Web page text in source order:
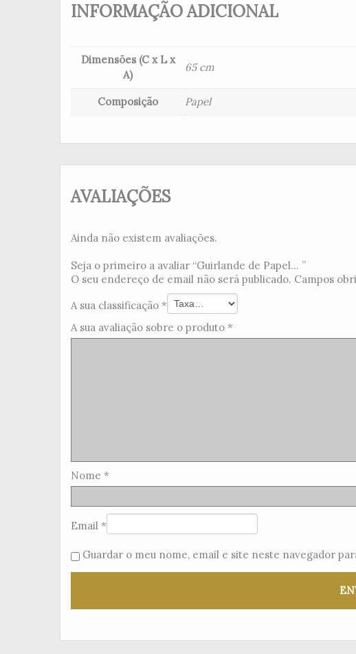
INFORMAÇÃO ADICIONAL
Dimensões (C x L x
A)
65 cm
Composição Papel
AVALIAÇÕES
Ainda não existem avaliações.
Seja o primeiro a avaliar “Guirlande de Papel... ”
O seu endereço de email não será publicado. Campos
A sua classificação *
A sua avaliação sobre o produto *
Nome *
Email *
Guardar o meu nome, email e site neste navegador